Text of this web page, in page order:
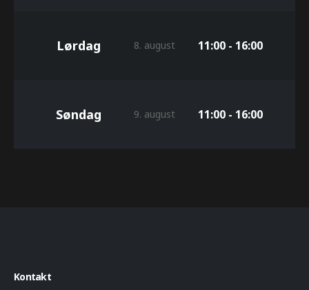
Lørdag 8. august 11:00 - 16:00
Søndag 9. august 11:00 - 16:00
Kontakt